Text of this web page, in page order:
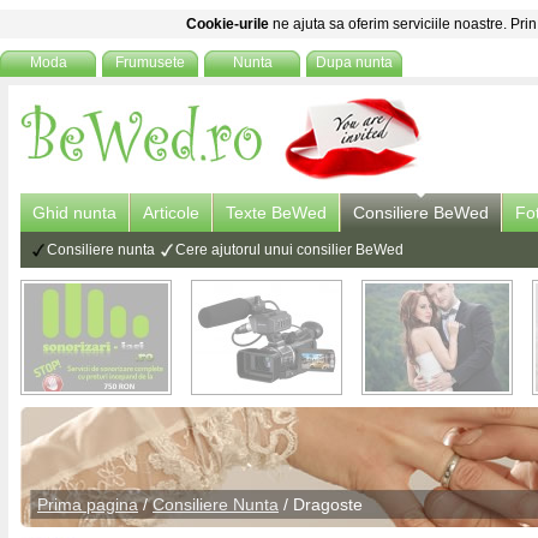
Cookie-urile ne ajuta sa oferim serviciile noastre.
Moda Frumusete Nunta Dupa nunta
Ghid nunta Articole Texte BeWed Consiliere BeWed
Consiliere nunta Cere ajutorul unui consilier BeWed
Prima pagina/Consiliere Nunta / Dragoste